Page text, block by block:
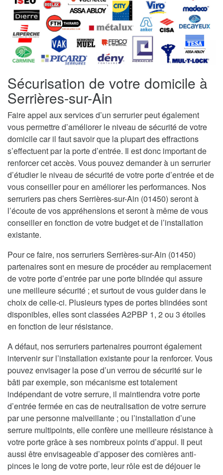
Sécurisation de votre domicile à
Serrières-sur-Ain
Faire appel aux services d’un serrurier peut également
vous permettre d’améliorer le niveau de sécurité de votre
domicile car il faut savoir que la plupart des effractions
s’effectuent par la porte d’entrée. Il est donc important de
renforcer cet accès. Vous pouvez demander à un serrurier
d’étudier le niveau de sécurité de votre porte d’entrée et de
vous conseiller pour en améliorer les performances. Nos
serruriers pas chers Serrières-sur-Ain (01450) seront à
l’écoute de vos appréhensions et seront à même de vous
conseiller en fonction de votre budget et de l’installation
existante.
Pour ce faire, nos serruriers Serrières-sur-Ain (01450)
partenaires sont en mesure de procéder au remplacement
de votre porte d’entrée par une porte blindée qui assure
une meilleure sécurité ; et surtout de vous guider dans le
choix de celle-ci. Plusieurs types de portes blindées sont
disponibles, elles sont classées A2PBP 1, 2 ou 3 étoiles
en fonction de leur résistance.
A défaut, nos serruriers partenaires pourront également
intervenir sur l’installation existante pour la renforcer. Vous
pouvez envisager la pose d’un verrou de sécurité sur le
bâti par exemple, son mécanisme est totalement
indépendant de votre serrure, il maintiendra votre porte
d’entrée fermée en cas de neutralisation de votre serrure
par une personne malveillante ; ou l’installation d’une
serrure multipoints, elle confère une meilleure résistance à
votre porte grâce à ses nombreux points d’appui. Il peut
aussi être envisageable d’apposer des cornières anti-
pinces le long de votre porte, leur rôle est de déjouer le